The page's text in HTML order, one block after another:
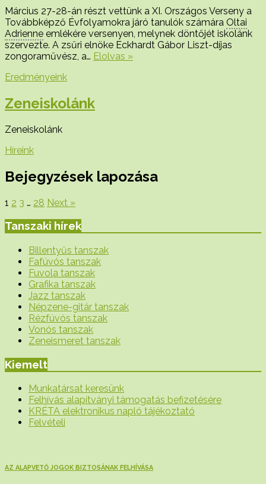
Március 27-28-án részt vettünk a XI. Országos Verseny a
Továbbképző Évfolyamokra járó tanulók számára Oltai
Adrienne emlékére versenyen, melynek döntőjét iskolánk
szervezte. A zsűri elnöke Eckhardt Gábor Liszt-díjas
zongoraművész, a… Elolvas »
Eredményeink
Zeneiskolánk
Zeneiskolánk
Híreink
Bejegyzések lapozása
1 2 3 … 28 Next »
Tanszaki hírek
Billentyűs tanszak
Fafúvós tanszak
Fuvola tanszak
Grafika tanszak
Jazz tanszak
Népzene-gitár tanszak
Rézfúvós tanszak
Vonós tanszak
Zeneismeret tanszak
Kiemelt
Munkatársat keresünk
Felhívás alapítványi támogatás befizetésére
KRÉTA elektronikus napló tájékoztató
Felvételi
AZ ALAPVETŐ JOGOK BIZTOSÁNAK FELHÍVÁSA